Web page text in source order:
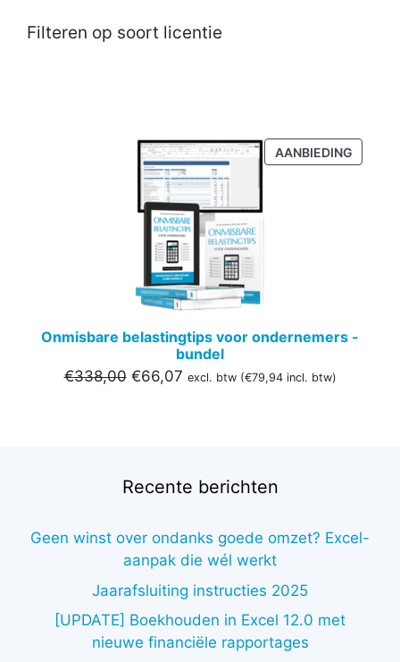
Filteren op soort licentie
AANBIEDING
IN
Onmisbare belastingtips voor ondernemers -
bundel
€338,00 Oorspronkelijke
€66,07Huidige
excl. btw (€79,94incl. btw)
Recente berichten
Geen winst over ondanks goede omzet? Excel-
aanpak die wél werkt
Jaarafsluiting instructies 2025
[UPDATE] Boekhouden in Excel 12.0 met
nieuwe financiële rapportages